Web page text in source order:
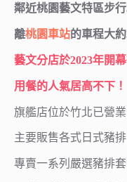
鄰近桃園藝文特區步
離桃園車站的車程大
藝文分店於2023年開
用餐的人氣居高不下！
旗艦店位於竹北已營
主要販售各式日式豬
專賣一系列嚴選豬排